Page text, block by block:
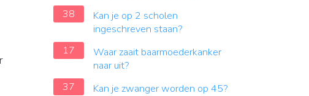
38
Kan je op 2 scholen
ingeschreven staan?
17
Waar zaait baarmoederkanker
naar uit?
37
Kan je zwanger worden op 45?